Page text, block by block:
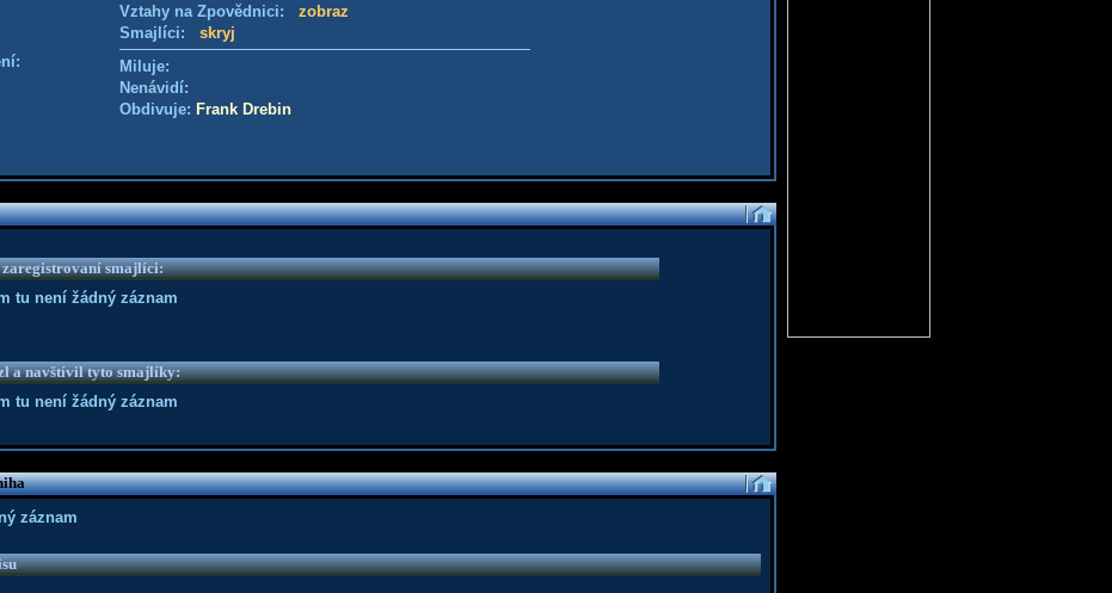
Vztahy na Zpovědnici: zobraz
Smajlíci: skryj
Miluje:
Nenávidí:
Obdivuje: Frank Drebin
zaregistrovaní smajlíci:
tu není žádný záznam
a navštívil tyto smajlíky:
tu není žádný záznam
záznam